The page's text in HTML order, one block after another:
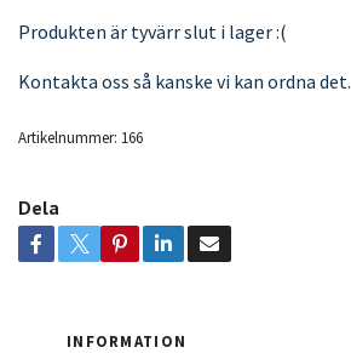
Produkten är tyvärr slut i lager :(
Kontakta oss så kanske vi kan ordna det.
Artikelnummer: 166
Dela
INFORMATION